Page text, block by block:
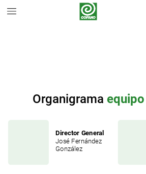
Organigrama equipo
Director General
José Fernández
González